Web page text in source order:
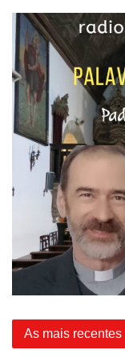
As mais recentes